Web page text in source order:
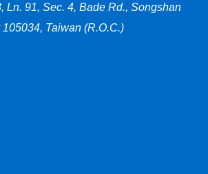
Ln. 91, Sec. 4, Bade Rd., Songshan
Taiwan (R.O.C.)